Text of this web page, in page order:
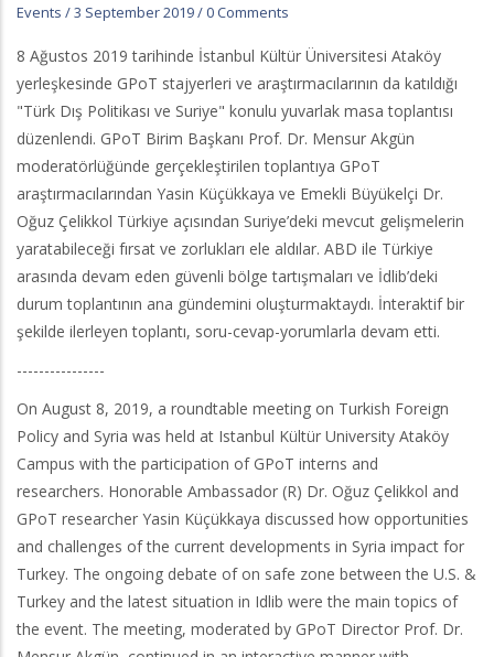
Events /3 September 2019/0 Comments
8 Ağustos 2019 tarihinde İstanbul Kültür Üniversitesi Ataköy
yerleşkesinde GPoT stajyerleri ve araştırmacılarının da katıldığı
"Türk Dış Politikası ve Suriye" konulu yuvarlak masa toplantısı
düzenlendi. GPoT Birim Başkanı Prof. Dr. Mensur Akgün
moderatörlüğünde gerçekleştirilen toplantıya GPoT
araştırmacılarından Yasin Küçükkaya ve Emekli Büyükelçi Dr.
Oğuz Çelikkol Türkiye açısından Suriye’deki mevcut gelişmelerin
yaratabileceği fırsat ve zorlukları ele aldılar. ABD ile Türkiye
arasında devam eden güvenli bölge tartışmaları ve İdlib’deki
durum toplantının ana gündemini oluşturmaktaydı. İnteraktif bir
şekilde ilerleyen toplantı, soru-cevap-yorumlarla devam etti.
----------------
On August 8, 2019, a roundtable meeting on Turkish Foreign
Policy and Syria was held at Istanbul Kültür University Ataköy
Campus with the participation of GPoT interns and
researchers. Honorable Ambassador (R) Dr. Oğuz Çelikkol and
GPoT researcher Yasin Küçükkaya discussed how opportunities
and challenges of the current developments in Syria impact for
Turkey. The ongoing debate of on safe zone between the U.S. &
Turkey and the latest situation in Idlib were the main topics of
the event. The meeting, moderated by GPoT Director Prof. Dr.